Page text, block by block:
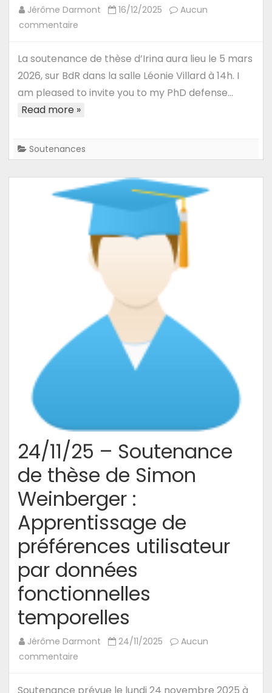
Jérôme Darmont 16/12/2025
Aucun
commentaire
–
Soutenance
Proskurina
:
an
Unbiased
Compression
of
Large
Language
Models
#llm
La soutenance de thèse d’Irina aura lieu le 5 mars
2026, sur BdR dans la salle Léonie Villard à 14h. I
am pleased to invite you to my PhD defense…
Read more »
Soutenances
24/11/25 – Soutenance
de thèse de Simon
Weinberger :
Apprentissage de
préférences utilisateur
par données
fonctionnelles
temporelles
Jérôme Darmont 24/11/2025
Aucun
commentaire
–